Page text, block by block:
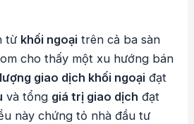
từ khối ngoại trên cả ba sàn
cho thấy một xu hướng bán
giao dịch khối ngoại đạt
và tổng giá trị giao dịch đạt
này chứng tỏ nhà đầu tư